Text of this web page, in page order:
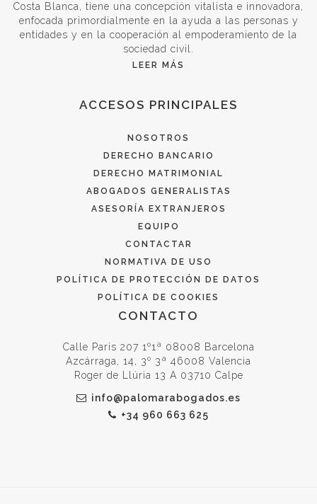
Costa Blanca, tiene una concepción vitalista e innovadora,
enfocada primordialmente en la ayuda a las personas y
entidades y en la cooperación al empoderamiento de la
sociedad civil.
LEER MÁS
ACCESOS PRINCIPALES
NOSOTROS
DERECHO BANCARIO
DERECHO MATRIMONIAL
ABOGADOS GENERALISTAS
ASESORÍA EXTRANJEROS
EQUIPO
CONTACTAR
NORMATIVA DE USO
POLÍTICA DE PROTECCIÓN DE DATOS
POLÍTICA DE COOKIES
CONTACTO
Calle Paris 207 1º1ª 08008 Barcelona
Azcárraga, 14, 3º 3ª 46008 Valencia
Roger de Llúria 13 A 03710 Calpe
info@palomarabogados.es
+34 960 663 625